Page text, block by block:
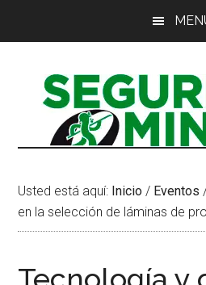
principal
Usted está aquí: Inicio / Eventos
en la selección de láminas de